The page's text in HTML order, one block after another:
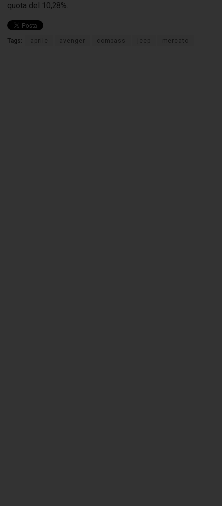
quota del 10,28%.
Tags: aprile avenger compass jeep mercato